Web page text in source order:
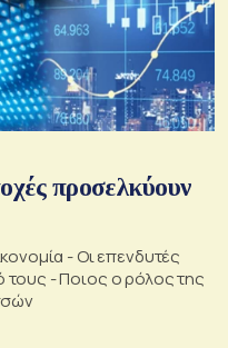
προσελκύουν
- Οι επενδυτές
- Ποιος ο ρόλος της